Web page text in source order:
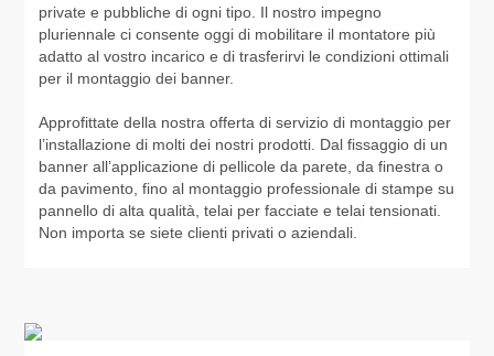
private e pubbliche di ogni tipo. Il nostro impegno
pluriennale ci consente oggi di mobilitare il montatore più
adatto al vostro incarico e di trasferirvi le condizioni ottimali
per il montaggio dei banner.
Approfittate della nostra offerta di servizio di montaggio per
l’installazione di molti dei nostri prodotti. Dal fissaggio di un
banner all’applicazione di pellicole da parete, da finestra o
da pavimento, fino al montaggio professionale di stampe su
pannello di alta qualità, telai per facciate e telai tensionati.
Non importa se siete clienti privati o aziendali.